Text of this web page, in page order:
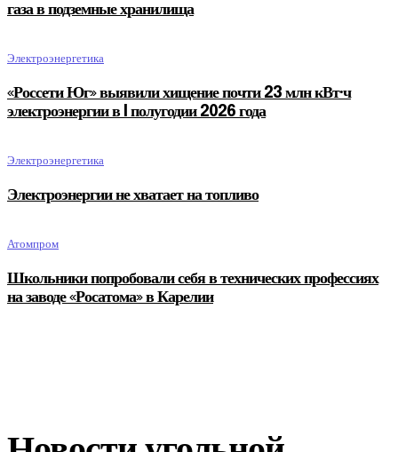
газа в подземные хранилища
Электроэнергетика
«Россети Юг» выявили хищение почти 23 млн кВт·ч
электроэнергии в I полугодии 2026 года
Электроэнергетика
Электроэнергии не хватает на топливо
Атомпром
Школьники попробовали себя в технических профессиях
на заводе «Росатома» в Карелии